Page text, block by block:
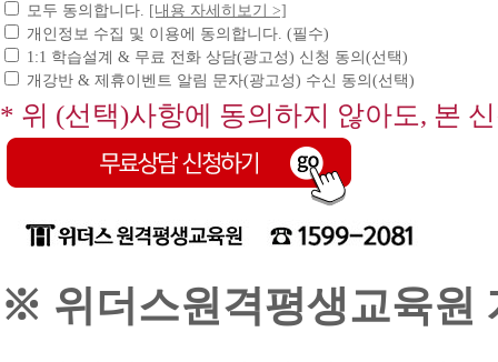
모두 동의합니다.
[내용 자세히보기 >]
개인정보 수집 및 이용에 동의합니다. (필수)
1:1 학습설계 & 무료 전화 상담(광고성) 신청 동의(선택)
개강반 & 제휴이벤트 알림 문자(광고성) 수신 동의(선택)
* 위 (선택)사항에 동의하지 않아도, 본
※ 위더스원격평생교육원